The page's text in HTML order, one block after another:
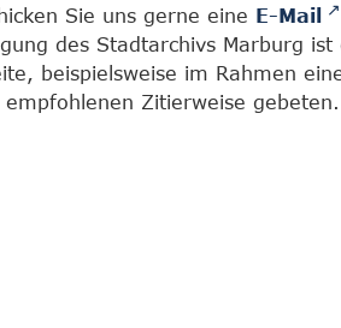
Sie uns gerne eine E-Mail
des Stadtarchivs Marburg
beispielsweise im Rahmen
Zitierweise gebeten.